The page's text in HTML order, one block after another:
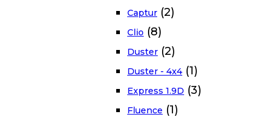
Captur (2)
Clio (8)
Duster (2)
Duster - 4x4 (1)
Express 1.9D (3)
Fluence (1)